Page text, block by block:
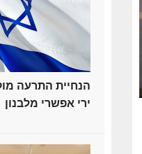
הנחיית התרעה
ירי אפשרי מלבנון